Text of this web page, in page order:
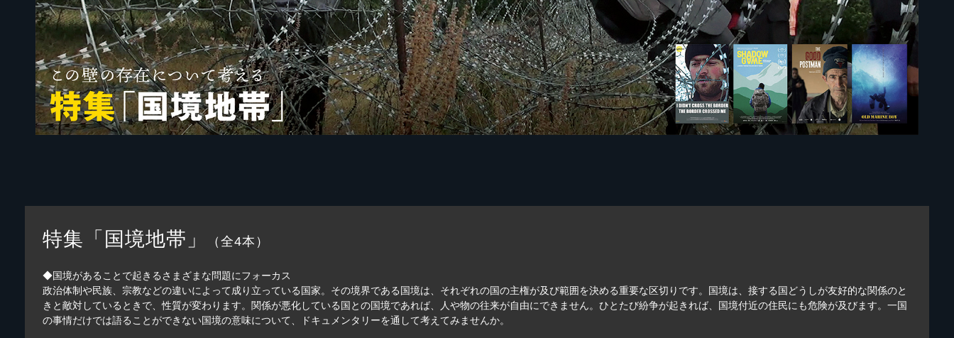
特集「国境地帯」 （全4本）
◆国境があることで起きるさまざまな問題にフォーカス
政治体制や民族、宗教などの違いによって成り立っている国家。その境界である国境は、それぞれの国の主権が及び範囲を決める重要な区切りです。国境は、接する国どうしが友好的な関係のと
きと敵対しているときで、性質が変わります。関係が悪化している国との国境であれば、人や物の往来が自由にできません。ひとたび紛争が起きれば、国境付近の住民にも危険が及びます。一国
の事情だけでは語ることができない国境の意味について、ドキュメンタリーを通して考えてみませんか。